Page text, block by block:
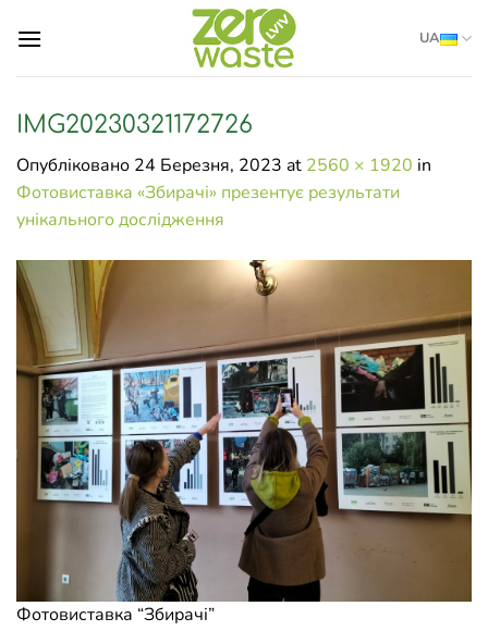
UA
IMG20230321172726
Опубліковано 24 Березня, 2023 at 2560 × 1920 in
Фотовиставка «Збирачі» презентує результати
унікального дослідження
Фотовиставка “Збирачі”